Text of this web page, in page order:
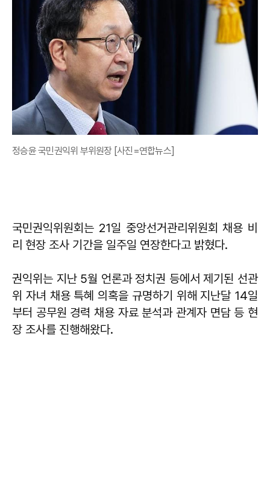
정승윤 국민권익위 부위원장 [사진=연합뉴스]
국민권익위원회는 21일 중앙선거관리위원회 채용 비
리 현장 조사 기간을 일주일 연장한다고 밝혔다.
권익위는 지난 5월 언론과 정치권 등에서 제기된 선관
위 자녀 채용 특혜 의혹을 규명하기 위해 지난달 14일
부터 공무원 경력 채용 자료 분석과 관계자 면담 등 현
장 조사를 진행해왔다.